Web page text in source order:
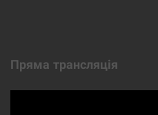
Пряма трансляція